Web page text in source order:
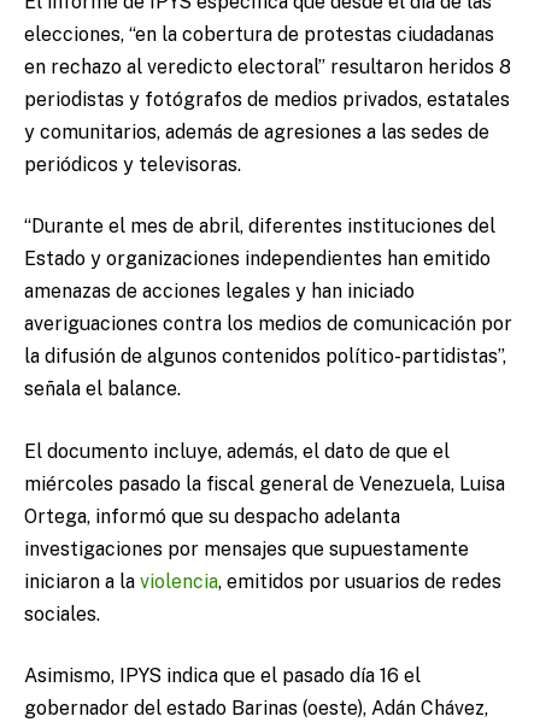
elecciones, “en la cobertura de protestas ciudadanas
en rechazo al veredicto electoral” resultaron heridos 8
periodistas y fotógrafos de medios privados, estatales
y comunitarios, además de agresiones a las sedes de
periódicos y televisoras.
“Durante el mes de abril, diferentes instituciones del
Estado y organizaciones independientes han emitido
amenazas de acciones legales y han iniciado
averiguaciones contra los medios de comunicación por
la difusión de algunos contenidos político-partidistas”,
señala el balance.
El documento incluye, además, el dato de que el
miércoles pasado la fiscal general de Venezuela, Luisa
Ortega, informó que su despacho adelanta
investigaciones por mensajes que supuestamente
iniciaron a la violencia, emitidos por usuarios de redes
sociales.
Asimismo, IPYS indica que el pasado día 16 el
gobernador del estado Barinas (oeste), Adán Chávez,